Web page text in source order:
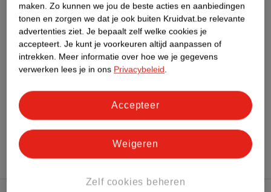
Bestel & Bezorginformatie
Aanvullende informatie
Bekijk ook
Meer Alle Calcium
maken. Zo kunnen we jou de beste acties en aanbiedingen
tonen en zorgen we dat je ook buiten Kruidvat.be relevante
advertenties ziet. Je bepaalt zelf welke cookies je
accepteert. Je kunt je voorkeuren altijd aanpassen of
intrekken. Meer informatie over hoe we je gegevens
verwerken lees je in ons Privacybeleid.
Zelf cookies beheren
Weigeren
Accepteer